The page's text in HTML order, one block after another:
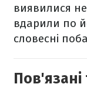
виявилися
вдарили по
словесні
Пов'язані